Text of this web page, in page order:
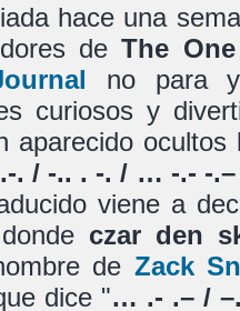
hace una
deThe
no para y
curiosos y
aparecido
.-. / -.. . -. / … -.- -
viene a
czar den
de Zack
dice "… .- .– /